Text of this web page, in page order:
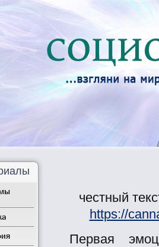
честный
https://
Первая